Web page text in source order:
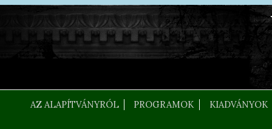
Ugrás a tartalomra
FEJLEC SZOVEG
AZ ALAPÍTVÁNYRÓL PROGRAMOK KIADVÁNYOK